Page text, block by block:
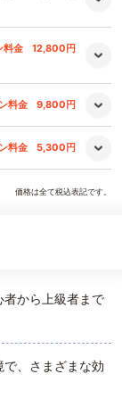
料金 12,800円
料金 9,800円
料金 5,300円
価格は全て税込表記です。
者から上級者まで
、さまざまな効